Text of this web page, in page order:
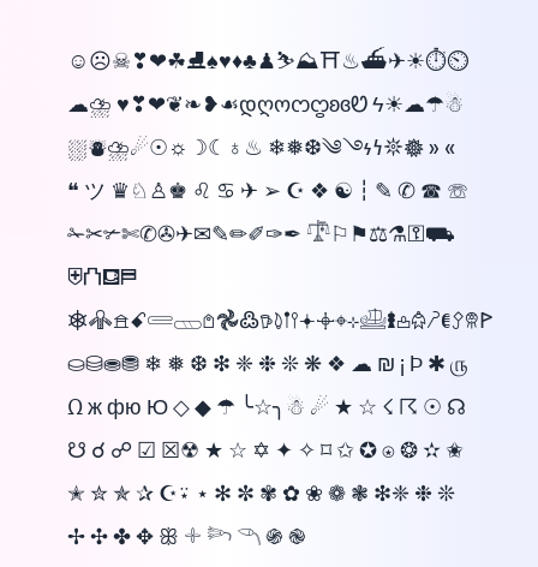
☺︎☹︎☠︎❣︎❤︎☘︎⛸︎♠︎♥︎♦︎♣︎♟︎⛷︎⛰︎⛩︎♨︎⛴︎✈︎☀︎⏱︎⏲︎
☁︎⛈︎ ♥❣❤❦❧❥☙დღოᦂᦦʚɞᏬ ϟ☀☁☂☃
⛆⛇⛈︎☄☉☼☽☾♁♨ ❄❅❆༄࿓𐓷𐓏𖤓𖣔 » «
❝ ツ ♛♘♙♚ ♌︎ ♋︎ ✈ ➢ ☪ ❖ ☯┇✎ ✆ ☎ ☏
✁✂✃✄✆✇✈✉✎✏✐✑✒ 𓍝⚐⚑⚖⚗⚿⛟
⛨⛫⛾⛿
⎈𖠦𖠿ꗃ𓄲𓊔𖤘𖣘߷𖠚𖠜𖡡𖥣𖥔𖥠⌖⊹𓊝𖠎𖡌𖣳𖤠𖥈𖥩𖧶ꚰ
⛀⛁⛂⛃ ❄ ❅ ❆ ❇ ❈ ❉ ❊ ❋ ❖ ☁ ₪ ¡ Þ ✱ ௫
Ω ж фю Ю ◇ ◆ ☂ ╰☆╮☃ ☄ ★ ☆ ☇ ☈ ☉ ☊
☋ ☌ ☍ ☑ ☒☢ ★ ☆ ✡ ✦ ✧ ⌑ ✩ ✪ ⍟ ❂ ✫ ✬
✭ ✮ ✯ ✰ ☪⍣ ⋆ ✻ ✼ ✾ ✿ ❀ ❁ ❃ ❇❈ ❉ ❊
✢ ✣ ✤ ✥ ꕥ 𓇬 𓆸 𓆹 ֍ ֎